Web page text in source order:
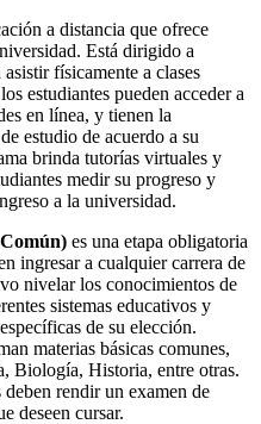
a distancia que ofrece
Está dirigido a
físicamente a clases
estudiantes pueden acceder a
en línea, y tienen la
estudio de acuerdo a su
brinda tutorías virtuales y
medir su progreso y
a la universidad.
es una etapa obligatoria
ingresar a cualquier carrera de
nivelar los conocimientos de
sistemas educativos y
de su elección.
materias básicas comunes,
Biología, Historia, entre otras.
rendir un examen de
deseen cursar.